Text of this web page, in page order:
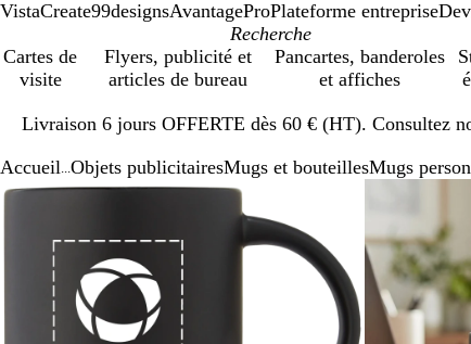
VistaCreate99designsAvantageProPlateforme entreprise
Cartes de
visite
Flyers, publicité et
articles de bureau
Pancartes, banderoles
et affiches
Livraison 6 jours OFFERTE dès 60 € (HT). Consultez
1
Accueil Objets publicitairesMugs et bouteillesMugs
Image
zoomable
Zoom
minimum
Cliquez
développer
Utilisez
touches
plus
et
moins
pour
Diapositive